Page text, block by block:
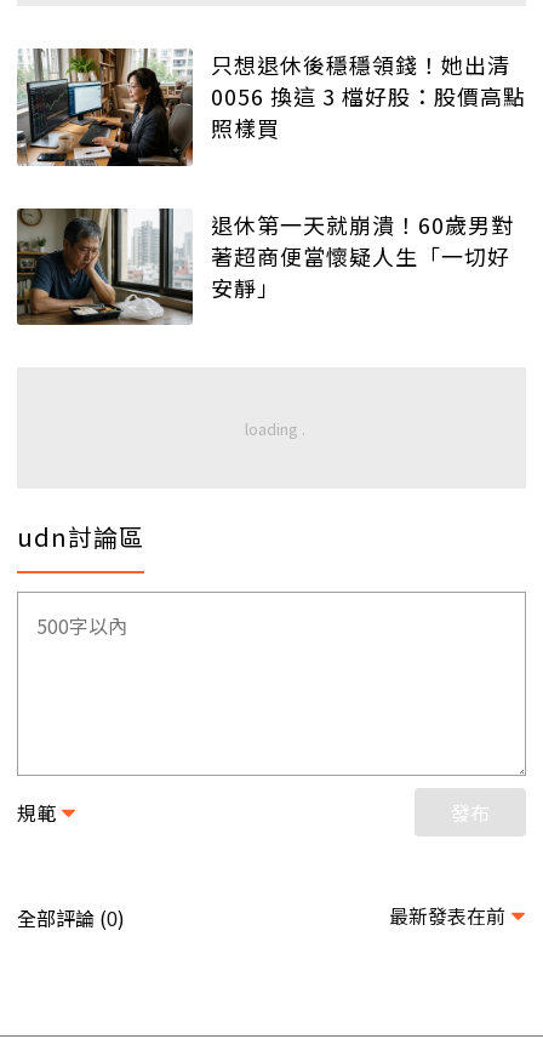
只想退休後穩穩領錢！她出清
0056 換這 3 檔好股：股價高點
照樣買
退休第一天就崩潰！60歲男對
著超商便當懷疑人生「一切好
安靜」
udn討論區
規範 發布
全部評論 (0) 最新發表在前